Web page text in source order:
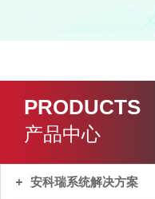
PRODUCTS
产品中心
安科瑞系统解决方案